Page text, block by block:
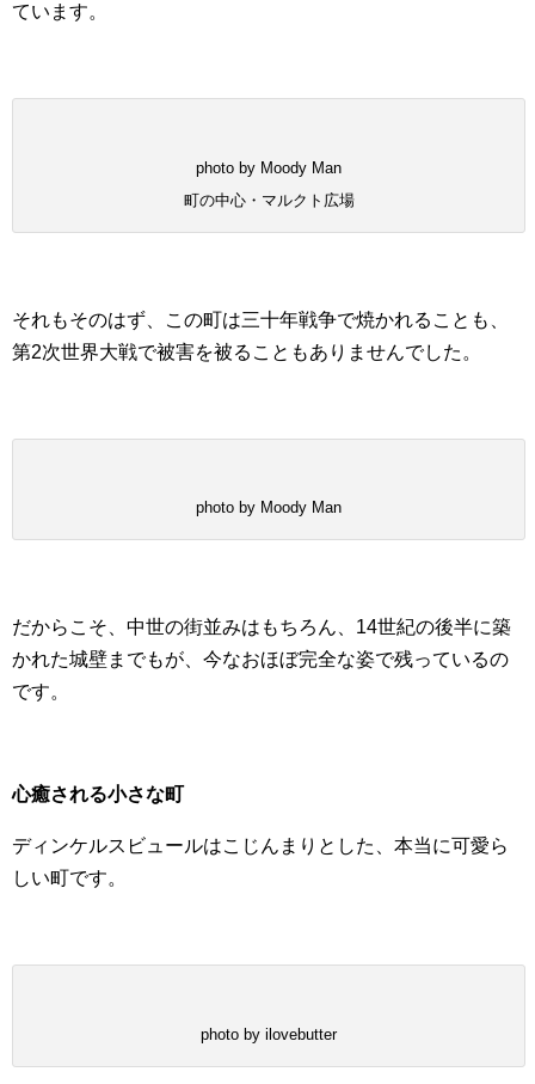
ています。
photo by Moody Man
町の中心・マルクト広場
それもそのはず、この町は三十年戦争で焼かれることも、
第2次世界大戦で被害を被ることもありませんでした。
photo by Moody Man
だからこそ、中世の街並みはもちろん、14世紀の後半に築
かれた城壁までもが、今なおほぼ完全な姿で残っているの
です。
心癒される小さな町
ディンケルスビュールはこじんまりとした、本当に可愛ら
しい町です。
photo by ilovebutter